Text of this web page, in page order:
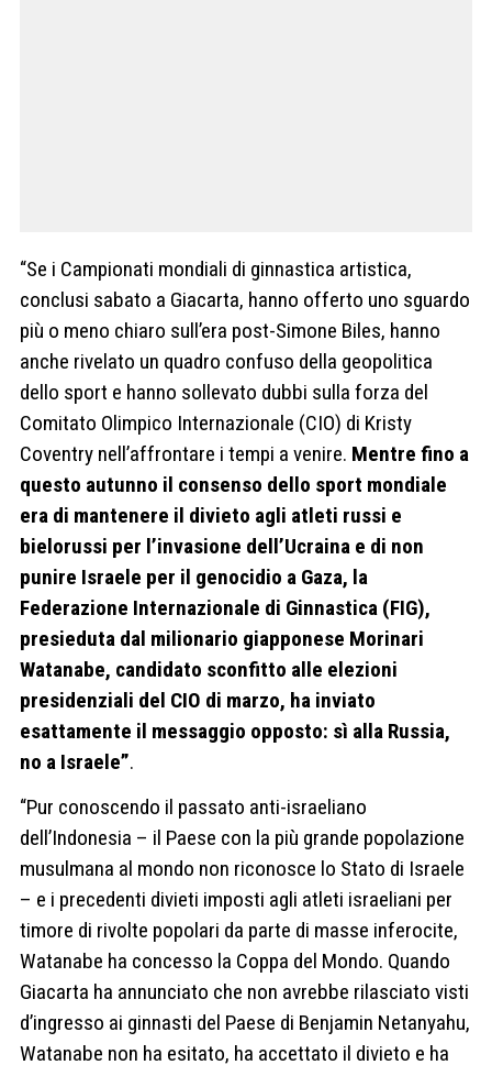
“Se i Campionati mondiali di ginnastica artistica,
conclusi sabato a Giacarta, hanno offerto uno sguardo
più o meno chiaro sull’era post-Simone Biles, hanno
anche rivelato un quadro confuso della geopolitica
dello sport e hanno sollevato dubbi sulla forza del
Comitato Olimpico Internazionale (CIO) di Kristy
Coventry nell’affrontare i tempi a venire. Mentre fino a
questo autunno il consenso dello sport mondiale
era di mantenere il divieto agli atleti russi e
bielorussi per l’invasione dell’Ucraina e di non
punire Israele per il genocidio a Gaza, la
Federazione Internazionale di Ginnastica (FIG),
presieduta dal milionario giapponese Morinari
Watanabe, candidato sconfitto alle elezioni
presidenziali del CIO di marzo, ha inviato
esattamente il messaggio opposto: sì alla Russia,
no a Israele”.
“Pur conoscendo il passato anti-israeliano
dell’Indonesia – il Paese con la più grande popolazione
musulmana al mondo non riconosce lo Stato di Israele
– e i precedenti divieti imposti agli atleti israeliani per
timore di rivolte popolari da parte di masse inferocite,
Watanabe ha concesso la Coppa del Mondo. Quando
Giacarta ha annunciato che non avrebbe rilasciato visti
d’ingresso ai ginnasti del Paese di Benjamin Netanyahu,
Watanabe non ha esitato, ha accettato il divieto e ha